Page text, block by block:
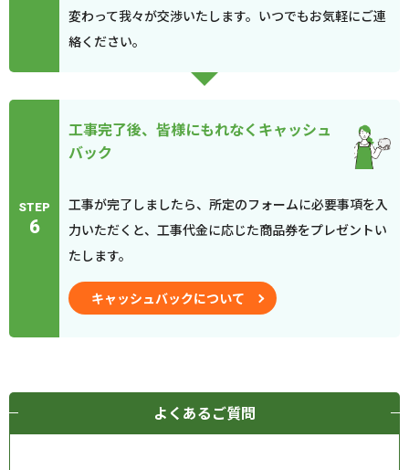
変わって我々が交渉いたします。いつでもお気軽にご連
絡ください。
STEP
6
工事完了後、皆様にもれなくキャッシュ
バック
工事が完了しましたら、所定のフォームに必要事項を入
力いただくと、工事代金に応じた商品券をプレゼントい
たします。
キャッシュバックについて
よくあるご質問